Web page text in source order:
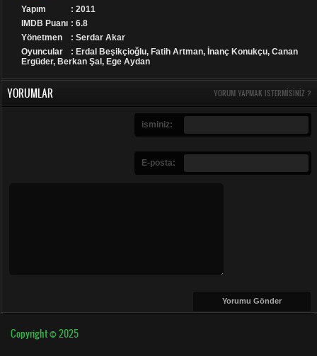
Yapım
: 2011
IMDB Puanı : 6.8
Yönetmen
: Serdar Akar
Oyuncular
: Erdal Beşikçioğlu, Fatih Artman, İnanç Konukçu, Canan
Ergüder, Berkan Şal, Ege Aydan
YORUMLAR YORUM YAPMAK ISTERMISINIZ ?
isminiz:
E-posta:
Copyright © 2025